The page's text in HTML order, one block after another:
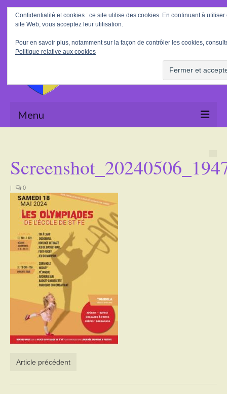
Rechercher
:
Menu
Le village
Tourisme
Actualités
Activités
Poésie
Contact
Heures d’ouverture
Démarches administratives
| 0
Article précédent
Confidentialité et cookies : ce site utilise des cookies. En continuant à utiliser
site Web, vous acceptez leur utilisation.
Pour en savoir plus, notamment sur la façon de contrôler les cookies,
Politique relative aux cookies